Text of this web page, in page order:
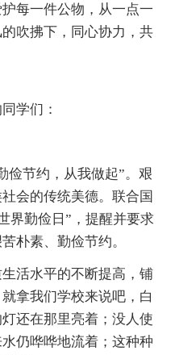
每一件公物，从一点一
吹拂下，同心协力，共
学们：
俭节约，从我做起”。艰
会的传统美德。联合国
界勤俭日”，提醒并要求
朴素、勤俭节约。
活水平的不断提高，铺
拿我们学校来说吧，白
还在那里亮着；没人使
仍哗哗地流着；这种种